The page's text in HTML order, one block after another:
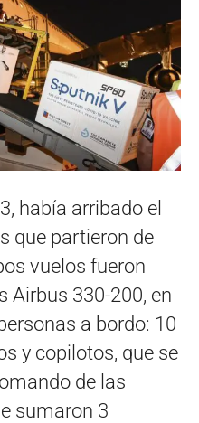
había arribado el
que partieron de
vuelos fueron
Airbus 330-200, en
a bordo: 10
y copilotos, que se
de las
sumaron 3